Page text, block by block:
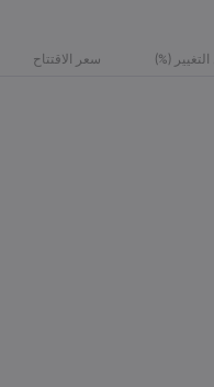
(%) سعر الاقتتاح